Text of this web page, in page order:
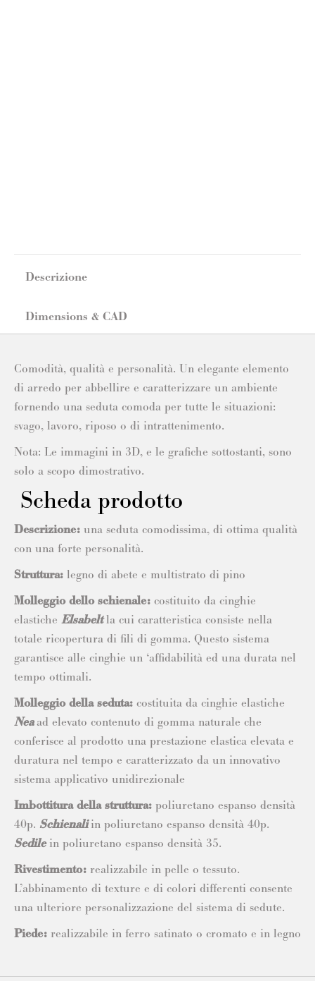
Descrizione
Dimensions & CAD
Comodità, qualità e personalità. Un elegante elemento
di arredo per abbellire e caratterizzare un ambiente
fornendo una seduta comoda per tutte le situazioni:
svago, lavoro, riposo o di intrattenimento.
Nota: Le immagini in 3D, e le grafiche sottostanti, sono
solo a scopo dimostrativo.
Scheda prodotto
Descrizione: una seduta comodissima, di ottima qualità
con una forte personalità.
Struttura: legno di abete e multistrato di pino
Molleggio dello schienale: costituito da cinghie
elastiche Elsabeltla cui caratteristica consiste nella
totale ricopertura di fili di gomma. Questo sistema
garantisce alle cinghie un ‘affidabilità ed una durata nel
tempo ottimali.
Molleggio della seduta: costituita da cinghie elastiche
Neaad elevato contenuto di gomma naturale che
conferisce al prodotto una prestazione elastica elevata e
duratura nel tempo e caratterizzato da un innovativo
sistema applicativo unidirezionale
Imbottitura della struttura: poliuretano espanso densità
40p. Schienali in poliuretano espanso densità 40p.
Sedilein poliuretano espanso densità 35.
Rivestimento: realizzabile in pelle o tessuto.
L’abbinamento di texture e di colori differenti consente
una ulteriore personalizzazione del sistema di sedute.
Piede: realizzabile in ferro satinato o cromato e in legno